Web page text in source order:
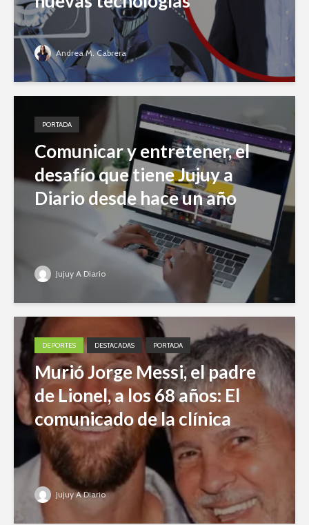
Andrea M. Cabrera
PORTADA
Comunicar y entretener, el
desafío que tiene Jujuy a
Diario desde hace un año
Jujuy A Diario
DEPORTES DESTACADAS PORTADA
Murió Jorge Messi, el padre
de Lionel, a los 68 años: El
comunicado de la clínica
Jujuy A Diario